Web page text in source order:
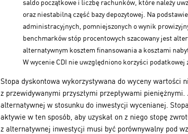
saldo początkowe i liczbę rachunków, które należy
oraz niestabilną część bazy depozytowej. Na
administracyjnych, pomniejszonych o wynik
benchmarków stóp procentowych szacowany jest
alternatywnym kosztem finansowania a kosztami
W wycenie CDI nie uwzględniono korzyści podatkowej
Stopa dyskontowa wykorzystywana do wyceny wartości
z przewidywanymi przyszłymi przepływami
alternatywnej w stosunku do inwestycji wycenianej.
aktywie w ten sposób, aby uzyskał on z niego stopę
z alternatywnej inwestycji musi być porównywalny pod